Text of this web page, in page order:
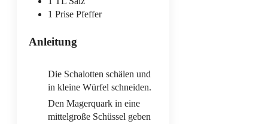
1 Prise Pfeffer
Anleitung
Die Schalotten schälen und
in kleine Würfel schneiden.
Den Magerquark in eine
mittelgroße Schüssel geben